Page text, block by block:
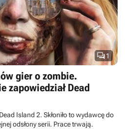
1
gier o zombie.
zapowiedział Dead
Island 2. Skłoniło to wydawcę do
odsłony serii. Prace trwają.